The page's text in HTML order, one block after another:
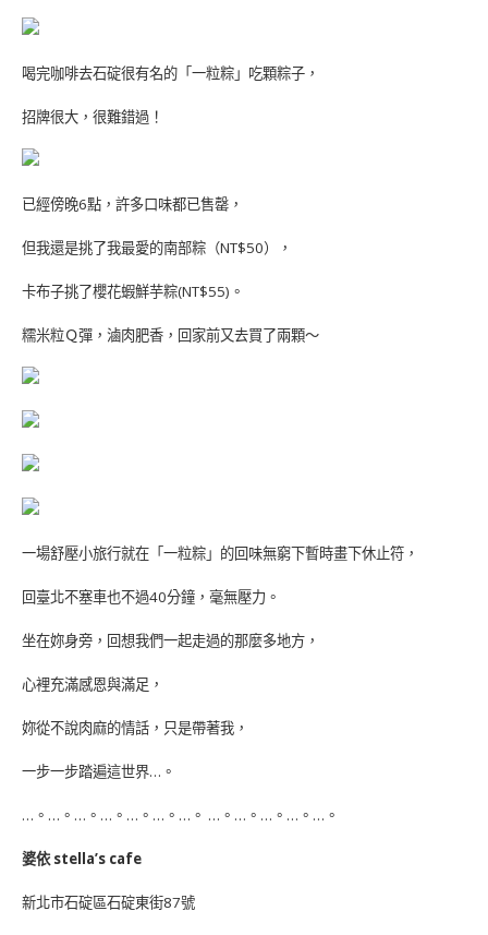
喝完咖啡去石碇很有名的「一粒粽」吃顆粽子，
招牌很大，很難錯過！
已經傍晚6點，許多口味都已售罄，
但我還是挑了我最愛的南部粽（NT$50），
卡布子挑了櫻花蝦鮮芋粽(NT$55)。
糯米粒Ｑ彈，滷肉肥香，回家前又去買了兩顆～
一場舒壓小旅行就在「一粒粽」的回味無窮下暫時畫下休止符，
回臺北不塞車也不過40分鐘，毫無壓力。
坐在妳身旁，回想我們一起走過的那麼多地方，
心裡充滿感恩與滿足，
妳從不說肉麻的情話，只是帶著我，
一步一步踏遍這世界…。
…。…。…。…。…。…。…。 …。…。…。…。…。
婆依 stella’s cafe
新北市石碇區石碇東街87號